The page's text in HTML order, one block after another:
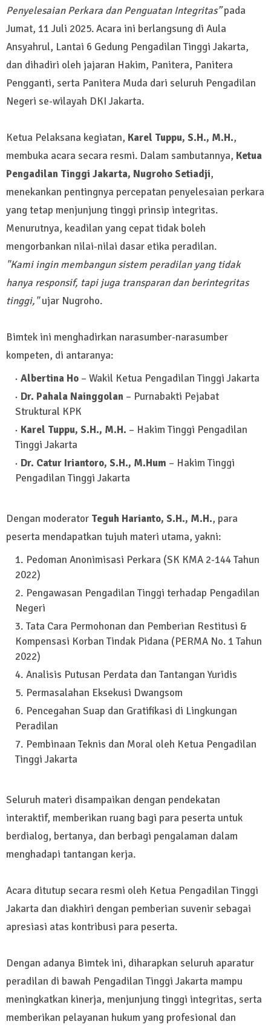
Penyelesaian Perkara dan Penguatan Integritas”pada
Jumat, 11 Juli 2025. Acara ini berlangsung di Aula
Ansyahrul, Lantai 6 Gedung Pengadilan Tinggi Jakarta,
dan dihadiri oleh jajaran Hakim, Panitera, Panitera
Pengganti, serta Panitera Muda dari seluruh Pengadilan
Negeri se-wilayah DKI Jakarta.
Ketua Pelaksana kegiatan, Karel Tuppu, S.H., M.H.,
membuka acara secara resmi. Dalam sambutannya, Ketua
Pengadilan Tinggi Jakarta, Nugroho Setiadji,
menekankan pentingnya percepatan penyelesaian perkara
yang tetap menjunjung tinggi prinsip integritas.
Menurutnya, keadilan yang cepat tidak boleh
mengorbankan nilai-nilai dasar etika peradilan.
"Kami ingin membangun sistem peradilan yang tidak
hanya responsif, tapi juga transparan dan berintegritas
tinggi,"ujar Nugroho.
Bimtek ini menghadirkan narasumber-narasumber
kompeten, di antaranya:
Albertina Ho – Wakil Ketua Pengadilan Tinggi Jakarta
Dr. Pahala Nainggolan – Purnabakti Pejabat
Struktural KPK
Karel Tuppu, S.H., M.H. – Hakim Tinggi Pengadilan
Tinggi Jakarta
Dr. Catur Iriantoro, S.H., M.Hum – Hakim Tinggi
Pengadilan Tinggi Jakarta
Dengan moderator Teguh Harianto, S.H., M.H., para
peserta mendapatkan tujuh materi utama, yakni:
Pedoman Anonimisasi Perkara (SK KMA 2-144 Tahun
2022)
Pengawasan Pengadilan Tinggi terhadap Pengadilan
Negeri
Tata Cara Permohonan dan Pemberian Restitusi &
Kompensasi Korban Tindak Pidana (PERMA No. 1 Tahun
2022)
Analisis Putusan Perdata dan Tantangan Yuridis
Permasalahan Eksekusi Dwangsom
Pencegahan Suap dan Gratifikasi di Lingkungan
Peradilan
Pembinaan Teknis dan Moral oleh Ketua Pengadilan
Tinggi Jakarta
Seluruh materi disampaikan dengan pendekatan
interaktif, memberikan ruang bagi para peserta untuk
berdialog, bertanya, dan berbagi pengalaman dalam
menghadapi tantangan kerja.
Acara ditutup secara resmi oleh Ketua Pengadilan Tinggi
Jakarta dan diakhiri dengan pemberian suvenir sebagai
apresiasi atas kontribusi para peserta.
Dengan adanya Bimtek ini, diharapkan seluruh aparatur
peradilan di bawah Pengadilan Tinggi Jakarta mampu
meningkatkan kinerja, menjunjung tinggi integritas, serta
memberikan pelayanan hukum yang profesional dan